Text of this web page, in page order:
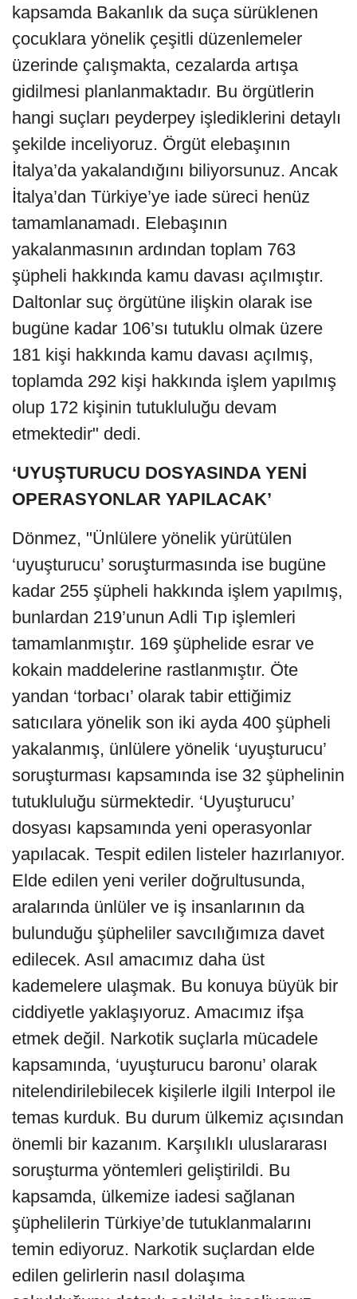
kapsamda Bakanlık da suça sürüklenen
çocuklara yönelik çeşitli düzenlemeler
üzerinde çalışmakta, cezalarda artışa
gidilmesi planlanmaktadır. Bu örgütlerin
hangi suçları peyderpey işlediklerini detaylı
şekilde inceliyoruz. Örgüt elebaşının
İtalya’da yakalandığını biliyorsunuz. Ancak
İtalya’dan Türkiye’ye iade süreci henüz
tamamlanamadı. Elebaşının
yakalanmasının ardından toplam 763
şüpheli hakkında kamu davası açılmıştır.
Daltonlar suç örgütüne ilişkin olarak ise
bugüne kadar 106’sı tutuklu olmak üzere
181 kişi hakkında kamu davası açılmış,
toplamda 292 kişi hakkında işlem yapılmış
olup 172 kişinin tutukluluğu devam
etmektedir" dedi.
‘UYUŞTURUCU DOSYASINDA YENİ
OPERASYONLAR YAPILACAK’
Dönmez, "Ünlülere yönelik yürütülen
‘uyuşturucu’ soruşturmasında ise bugüne
kadar 255 şüpheli hakkında işlem yapılmış,
bunlardan 219’unun Adli Tıp işlemleri
tamamlanmıştır. 169 şüphelide esrar ve
kokain maddelerine rastlanmıştır. Öte
yandan ‘torbacı’ olarak tabir ettiğimiz
satıcılara yönelik son iki ayda 400 şüpheli
yakalanmış, ünlülere yönelik ‘uyuşturucu’
soruşturması kapsamında ise 32 şüphelinin
tutukluluğu sürmektedir. ‘Uyuşturucu’
dosyası kapsamında yeni operasyonlar
yapılacak. Tespit edilen listeler hazırlanıyor.
Elde edilen yeni veriler doğrultusunda,
aralarında ünlüler ve iş insanlarının da
bulunduğu şüpheliler savcılığımıza davet
edilecek. Asıl amacımız daha üst
kademelere ulaşmak. Bu konuya büyük bir
ciddiyetle yaklaşıyoruz. Amacımız ifşa
etmek değil. Narkotik suçlarla mücadele
kapsamında, ‘uyuşturucu baronu’ olarak
nitelendirilebilecek kişilerle ilgili Interpol ile
temas kurduk. Bu durum ülkemiz açısından
önemli bir kazanım. Karşılıklı uluslararası
soruşturma yöntemleri geliştirildi. Bu
kapsamda, ülkemize iadesi sağlanan
şüphelilerin Türkiye’de tutuklanmalarını
temin ediyoruz. Narkotik suçlardan elde
edilen gelirlerin nasıl dolaşıma